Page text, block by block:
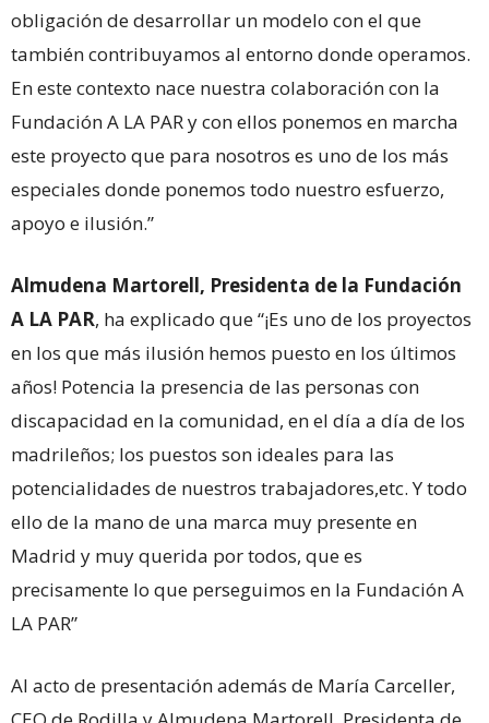
obligación de desarrollar un modelo con el que
también contribuyamos al entorno donde operamos.
En este contexto nace nuestra colaboración con la
Fundación A LA PAR y con ellos ponemos en marcha
este proyecto que para nosotros es uno de los más
especiales donde ponemos todo nuestro esfuerzo,
apoyo e ilusión.”
Almudena Martorell, Presidenta de la Fundación
A LA PAR, ha explicado que “¡Es uno de los proyectos
en los que más ilusión hemos puesto en los últimos
años! Potencia la presencia de las personas con
discapacidad en la comunidad, en el día a día de los
madrileños; los puestos son ideales para las
potencialidades de nuestros trabajadores,etc. Y todo
ello de la mano de una marca muy presente en
Madrid y muy querida por todos, que es
precisamente lo que perseguimos en la Fundación A
LA PAR”
Al acto de presentación además de María Carceller,